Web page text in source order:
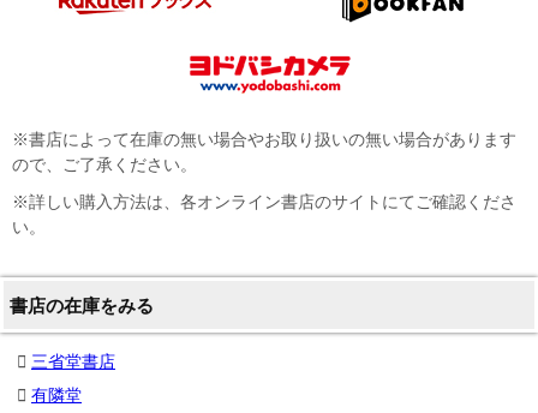
※書店によって在庫の無い場合やお取り扱いの無い場合があります
ので、ご了承ください。
※詳しい購入方法は、各オンライン書店のサイトにてご確認くださ
い。
書店の在庫をみる
三省堂書店
有隣堂